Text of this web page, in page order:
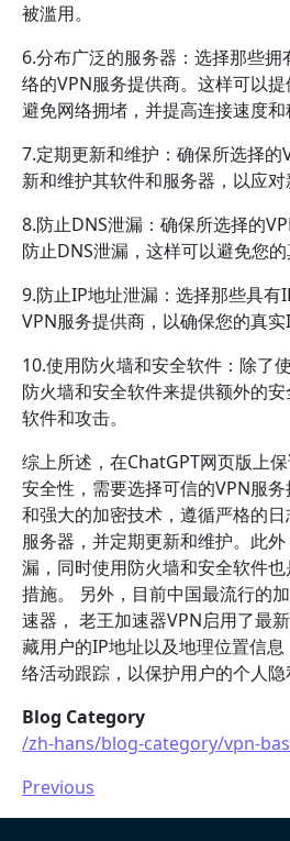
被滥用。
6.分布广泛的服务器：选择那些
络的VPN服务提供商。这样可以提
避免网络拥堵，并提高连接速度和
7.定期更新和维护：确保所选择的
新和维护其软件和服务器，以应对
8.防止DNS泄漏：确保所选择的
防止DNS泄漏，这样可以避免您的
9.防止IP地址泄漏：选择那些具有
VPN服务提供商，以确保您的真实
10.使用防火墙和安全软件：除了
防火墙和安全软件来提供额外的
软件和攻击。
综上所述，在ChatGPT网页版上
安全性，需要选择可信的VPN服
和强大的加密技术，遵循严格的
服务器，并定期更新和维护。此
漏，同时使用防火墙和安全软件
措施。 另外，目前中国最流行的
速器， 老王加速器VPN启用了最
藏用户的IP地址以及地理位置信
络活动跟踪，以保护用户的个人隐
Blog Category
/zh-hans/blog-category/vpn-
Previous